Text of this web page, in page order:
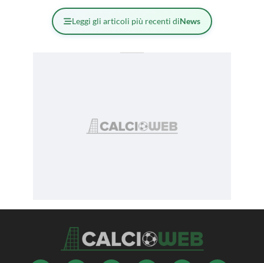
Leggi gli articoli più recenti diNews